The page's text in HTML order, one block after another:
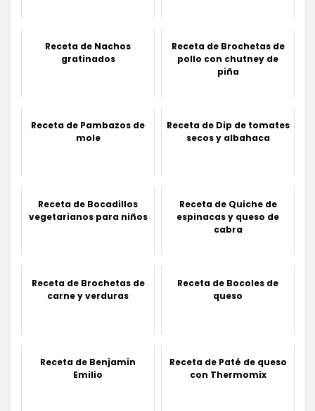
Receta de Nachos
gratinados
Receta de Brochetas de
pollo con chutney de
piña
Receta de Pambazos de
mole
Receta de Dip de tomates
secos y albahaca
Receta de Bocadillos
vegetarianos para niños
Receta de Quiche de
espinacas y queso de
cabra
Receta de Brochetas de
carne y verduras
Receta de Bocoles de
queso
Receta de Benjamin
Emilio
Receta de Paté de queso
con Thermomix